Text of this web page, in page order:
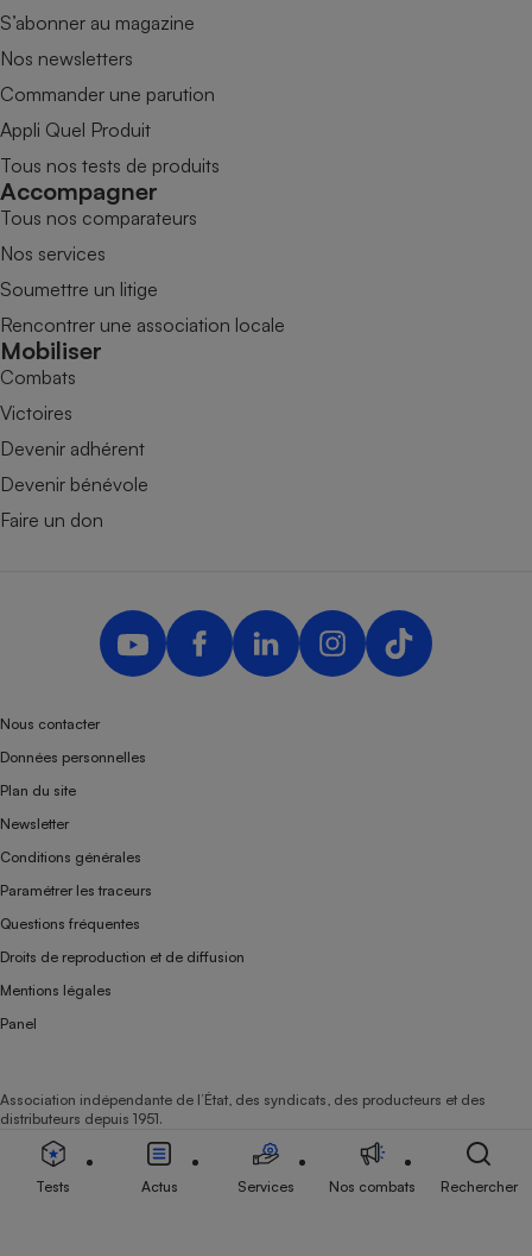
S’abonner au magazine
Nos newsletters
Commander une parution
Appli Quel Produit
Tous nos tests de produits
Accompagner
Tous nos comparateurs
Nos services
Soumettre un litige
Rencontrer une association locale
Mobiliser
Combats
Victoires
Devenir adhérent
Devenir bénévole
Faire un don
Nous contacter
Données personnelles
Plan du site
Newsletter
Conditions générales
Paramétrer les traceurs
Questions fréquentes
Droits de reproduction et de diffusion
Mentions légales
Panel
Association indépendante de l’État, des syndicats, des producteurs et des
distributeurs depuis 1951.
Tests Actus Services Nos combats Rechercher